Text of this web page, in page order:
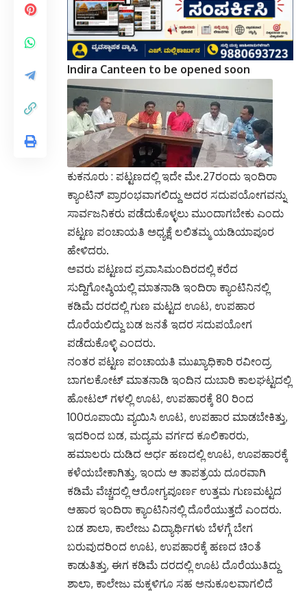
Indira Canteen to be opened soon
ಕುಕನೂರು : ಪಟ್ಟಣದಲ್ಲಿ ಇದೇ ಮೇ.27ರಂದು ಇಂದಿರಾ
ಕ್ಯಾಂಟಿನ್ ಪ್ರಾರಂಭವಾಗಲಿದ್ದು ಅದರ ಸದುಪಯೋಗವನ್ನು
ಸಾರ್ವಜನಿಕರು ಪಡೆದುಕೊಳ್ಳಲು ಮುಂದಾಗಬೇಕು ಎಂದು
ಪಟ್ಟಣ ಪಂಚಾಯತಿ ಅಧ್ಯಕ್ಷೆ ಲಲಿತಮ್ಮ ಯಡಿಯಾಪೂರ
ಹೇಳಿದರು.
ಅವರು ಪಟ್ಟಣದ ಪ್ರವಾಸಿಮಂದಿರದಲ್ಲಿ ಕರೆದ
ಸುದ್ದಿಗೋಷ್ಠಿಯಲ್ಲಿ ಮಾತನಾಡಿ ಇಂದಿರಾ ಕ್ಯಾಂಟಿನಿನಲ್ಲಿ
ಕಡಿಮೆ ದರದಲ್ಲಿ ಗುಣ ಮಟ್ಟದ ಊಟ, ಉಪಹಾರ
ದೊರೆಯಲಿದ್ದು ಬಡ ಜನತೆ ಇದರ ಸದುಪಯೋಗ
ಪಡೆದುಕೊಳ್ಳಿ ಎಂದರು.
ನಂತರ ಪಟ್ಟಣ ಪಂಚಾಯತಿ ಮುಖ್ಯಾಧಿಕಾರಿ ರವೀಂದ್ರ
ಬಾಗಲಕೋಟ್ ಮಾತನಾಡಿ ಇಂದಿನ ದುಬಾರಿ ಕಾಲಘಟ್ಟದಲ್ಲಿ
ಹೋಟಲ್ ಗಳಲ್ಲಿ ಊಟ, ಉಪಹಾರಕ್ಕೆ 80 ರಿಂದ
100ರೂಪಾಯಿ ವ್ಯಯಿಸಿ ಊಟ, ಉಪಹಾರ ಮಾಡಬೇಕಿತ್ತು,
ಇದರಿಂದ ಬಡ, ಮದ್ಯಮ ವರ್ಗದ ಕೂಲಿಕಾರರು,
ಹಮಾಲರು ದುಡಿದ ಅರ್ಧ ಹಣದಲ್ಲಿ ಊಟ, ಊಪಹಾರಕ್ಕೆ
ಕಳೆಯಬೇಕಾಗಿತ್ತು, ಇಂದು ಆ ತಾಪತ್ರಯ ದೂರವಾಗಿ
ಕಡಿಮೆ ವೆಚ್ಚದಲ್ಲಿ ಆರೋಗ್ಯಪೂರ್ಣ ಉತ್ತಮ ಗುಣಮಟ್ಟದ
ಆಹಾರ ಇಂದಿರಾ ಕ್ಯಾಂಟಿನಿನಲ್ಲಿ ದೊರೆಯುತ್ತದೆ ಎಂದರು.
ಬಡ ಶಾಲಾ, ಕಾಲೇಜು ವಿದ್ಯಾರ್ಥಿಗಳು ಬೆಳಗ್ಗೆ ಬೇಗ
ಬರುವುದರಿಂದ ಊಟ, ಉಪಹಾರಕ್ಕೆ ಹಣದ ಚಿಂತೆ
ಕಾಡುತಿತ್ತು, ಈಗ ಕಡಿಮೆ ದರದಲ್ಲಿ ಊಟ ದೊರೆಯುತಿದ್ದು
ಶಾಲಾ, ಕಾಲೇಜು ಮಕ್ಕಳಿಗೂ ಸಹ ಅನುಕೂಲವಾಗಲಿದೆ